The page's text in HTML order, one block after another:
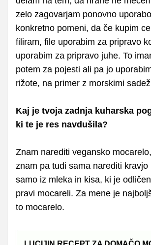
zelo zagovarjam ponovno
konkretno pomeni, da če kupim
filiram, file uporabim za pripravo
uporabim za pripravo juhe. To
potem za pojesti ali pa jo
rižote, na primer z morskimi
Kaj je tvoja zadnja kuharska
ki te je res navdušila?
Znam narediti vegansko
znam pa tudi sama narediti kravjo
samo iz mleka in kisa, ki je
pravi mocareli. Za mene je
to mocarelo.